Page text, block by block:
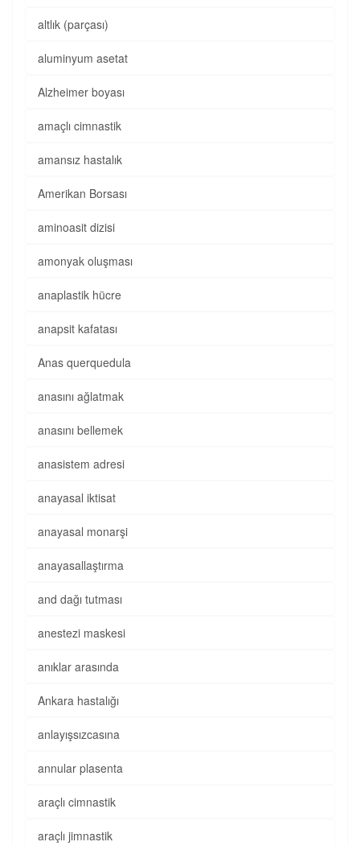
altlık (parçası)
aluminyum asetat
Alzheimer boyası
amaçlı cimnastik
amansız hastalık
Amerikan Borsası
aminoasit dizisi
amonyak oluşması
anaplastik hücre
anapsit kafatası
Anas querquedula
anasını ağlatmak
anasını bellemek
anasistem adresi
anayasal iktisat
anayasal monarşi
anayasallaştırma
and dağı tutması
anestezi maskesi
anıklar arasında
Ankara hastalığı
anlayışsızcasına
annular plasenta
araçlı cimnastik
araçlı jimnastik